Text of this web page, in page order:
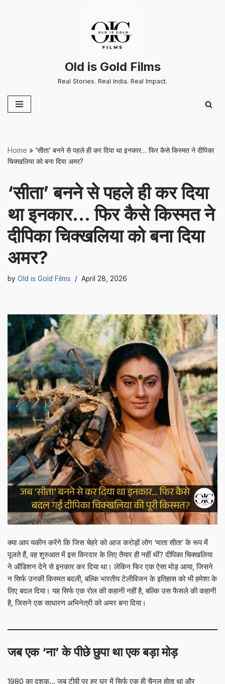
Old is Gold Films
Real Stories. Real India. Real Impact.
Home » ‘सीता’ बनने से पहले ही कर दिया था इनकार… फिर कैसे किस्मत ने दीपिका
चिक्खलिया को बना दिया अमर?
‘सीता’ बनने से पहले ही कर दिया
था इनकार… फिर कैसे किस्मत ने
दीपिका चिक्खलिया को बना दिया
अमर?
by Old is Gold Films April 28, 2026
क्या आप यकीन करेंगे कि जिस चेहरे को आज करोड़ों लोग ‘माता सीता’ के रूप में
पूजते हैं, वह शुरुआत में इस किरदार के लिए तैयार ही नहीं थीं? दीपिका चिक्खलिया
ने ऑडिशन देने से इनकार कर दिया था। लेकिन फिर एक ऐसा मोड़ आया, जिसने
न सिर्फ उनकी किस्मत बदली, बल्कि भारतीय टेलीविजन के इतिहास को भी हमेशा के
लिए बदल दिया। यह सिर्फ एक रोल की कहानी नहीं है, बल्कि उस फैसले की कहानी
है, जिसने एक साधारण अभिनेत्री को अमर बना दिया।
जब एक ‘ना’ के पीछे छुपा था एक बड़ा मोड़
1980 का दशक… जब टीवी पर हर घर में सिर्फ एक ही चैनल होता था और